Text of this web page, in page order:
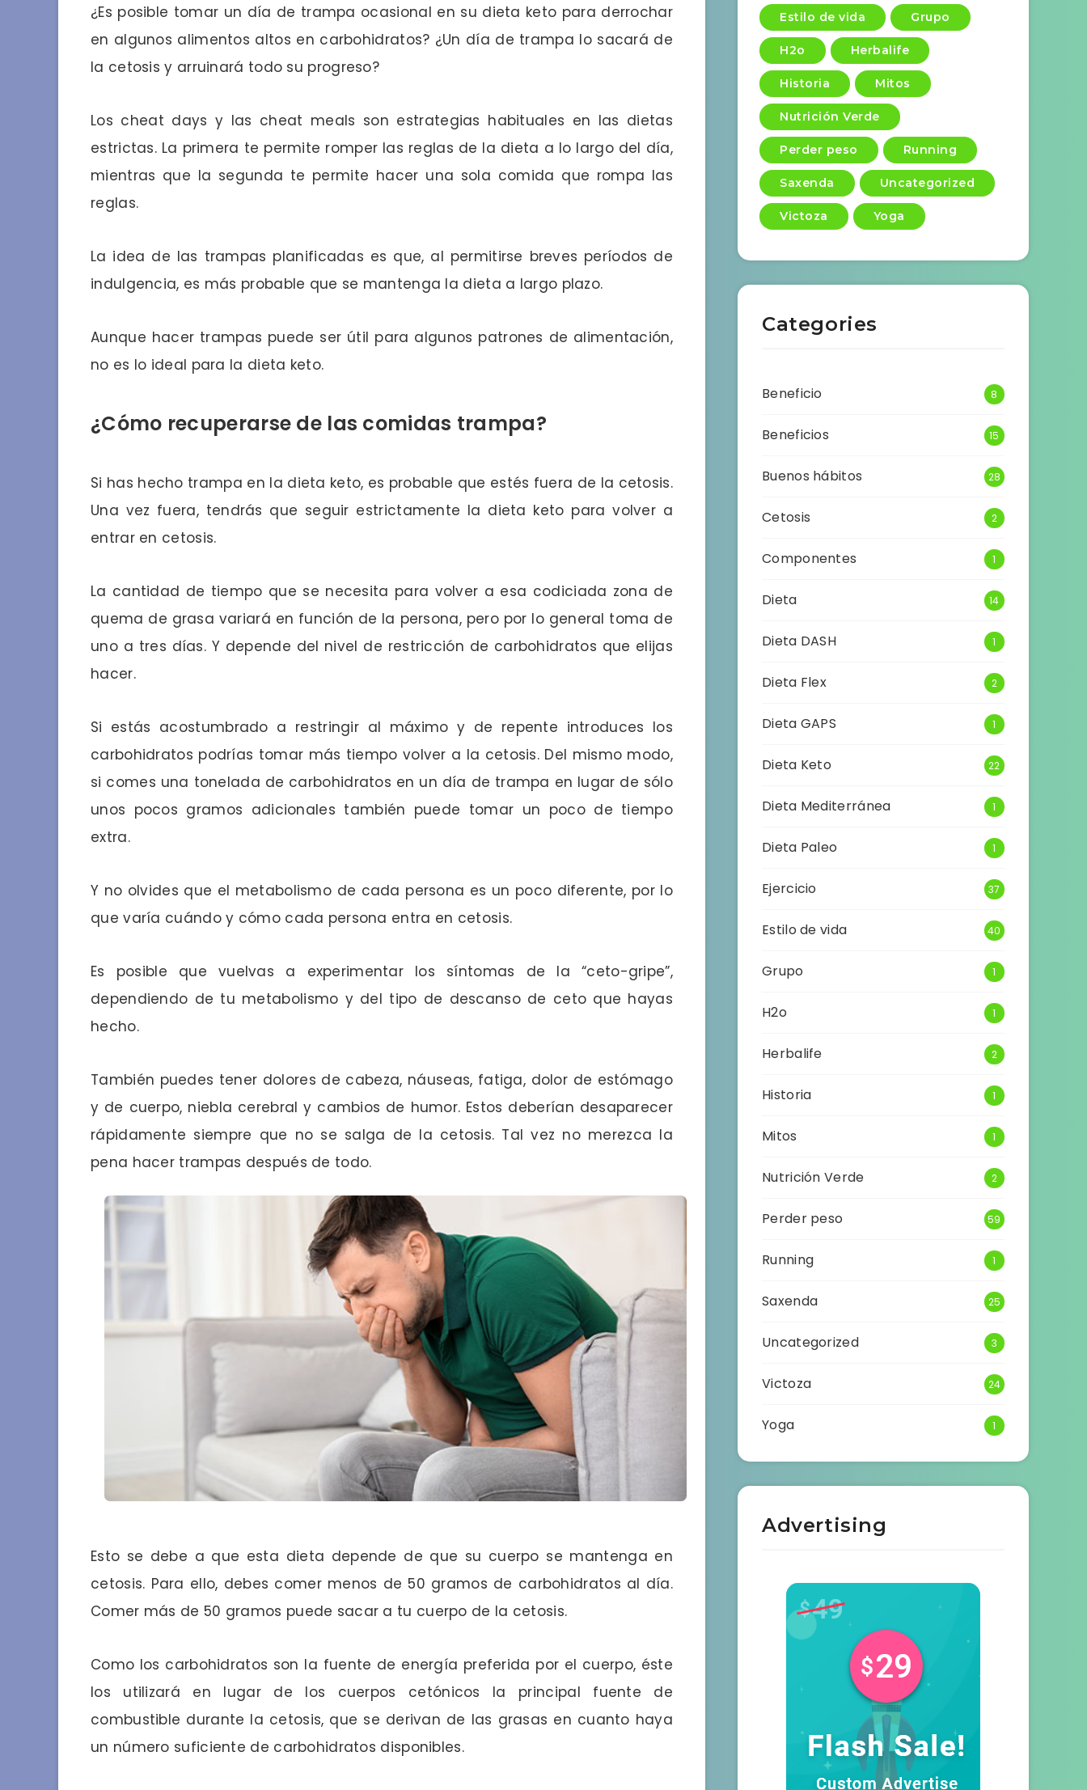
¿Es posible tomar un día de trampa ocasional en su dieta keto para derrochar
en algunos alimentos altos en carbohidratos? ¿Un día de trampa lo sacará de
la cetosis y arruinará todo su progreso?
Los cheat days y las cheat meals son estrategias habituales en las dietas
estrictas. La primera te permite romper las reglas de la dieta a lo largo del día,
mientras que la segunda te permite hacer una sola comida que rompa las
reglas.
La idea de las trampas planificadas es que, al permitirse breves períodos de
indulgencia, es más probable que se mantenga la dieta a largo plazo.
Aunque hacer trampas puede ser útil para algunos patrones de alimentación,
no es lo ideal para la dieta keto.
¿Cómo recuperarse de las comidas trampa?
Si has hecho trampa en la dieta keto, es probable que estés fuera de la cetosis.
Una vez fuera, tendrás que seguir estrictamente la dieta keto para volver a
entrar en cetosis.
La cantidad de tiempo que se necesita para volver a esa codiciada zona de
quema de grasa variará en función de la persona, pero por lo general toma de
uno a tres días. Y depende del nivel de restricción de carbohidratos que elijas
hacer.
Si estás acostumbrado a restringir al máximo y de repente introduces los
carbohidratos podrías tomar más tiempo volver a la cetosis. Del mismo modo,
si comes una tonelada de carbohidratos en un día de trampa en lugar de sólo
unos pocos gramos adicionales también puede tomar un poco de tiempo
extra.
Y no olvides que el metabolismo de cada persona es un poco diferente, por lo
que varía cuándo y cómo cada persona entra en cetosis.
Es posible que vuelvas a experimentar los síntomas de la “ceto-gripe”,
dependiendo de tu metabolismo y del tipo de descanso de ceto que hayas
hecho.
También puedes tener dolores de cabeza, náuseas, fatiga, dolor de estómago
y de cuerpo, niebla cerebral y cambios de humor. Estos deberían desaparecer
rápidamente siempre que no se salga de la cetosis. Tal vez no merezca la
pena hacer trampas después de todo.
Esto se debe a que esta dieta depende de que su cuerpo se mantenga en
cetosis. Para ello, debes comer menos de 50 gramos de carbohidratos al día.
Comer más de 50 gramos puede sacar a tu cuerpo de la cetosis.
Como los carbohidratos son la fuente de energía preferida por el cuerpo, éste
los utilizará en lugar de los cuerpos cetónicos la principal fuente de
combustible durante la cetosis, que se derivan de las grasas en cuanto haya
un número suficiente de carbohidratos disponibles.
Estilo de vida Grupo
H2o Herbalife
Historia Mitos
Nutrición Verde
Perder peso Running
Saxenda Uncategorized
Victoza Yoga
Categories
Beneficio 8
Beneficios 15
Buenos hábitos 28
Cetosis 2
Componentes 1
Dieta 14
Dieta DASH 1
Dieta Flex 2
Dieta GAPS 1
Dieta Keto 22
Dieta Mediterránea 1
Dieta Paleo 1
Ejercicio 37
Estilo de vida 40
Grupo 1
H2o 1
Herbalife 2
Historia 1
Mitos 1
Nutrición Verde 2
Perder peso 59
Running 1
Saxenda 25
Uncategorized 3
Victoza 24
Yoga 1
Advertising